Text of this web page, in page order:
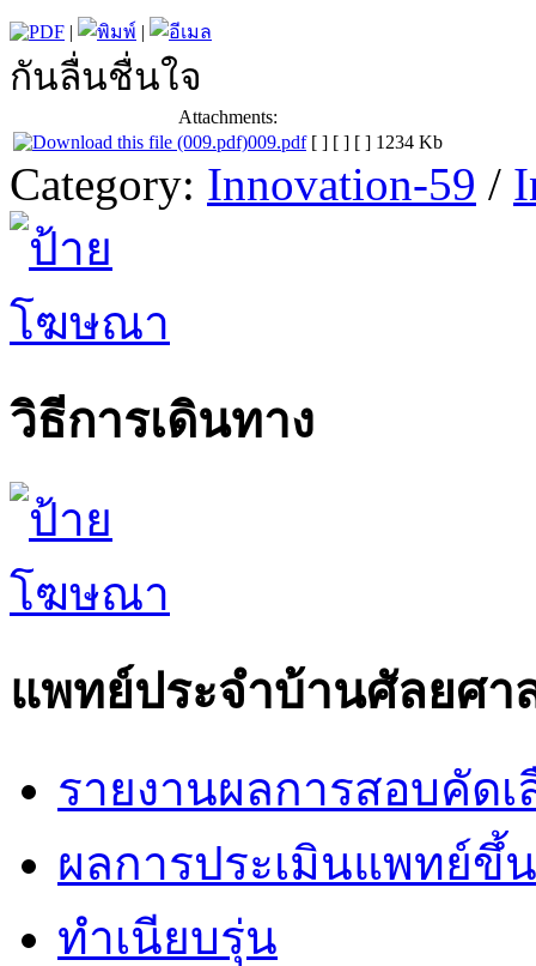
| |
กันลื่นชื่นใจ
Attachments:
009.pdf [ ] [ ] [ ] 1234 Kb
Category: Innovation-59 /
วิธีการเดินทาง
แพทย์ประจำบ้านศัลยศา
รายงานผลการสอบคัดเ
ผลการประเมินแพทย์ขึ้
ทำเนียบรุ่น